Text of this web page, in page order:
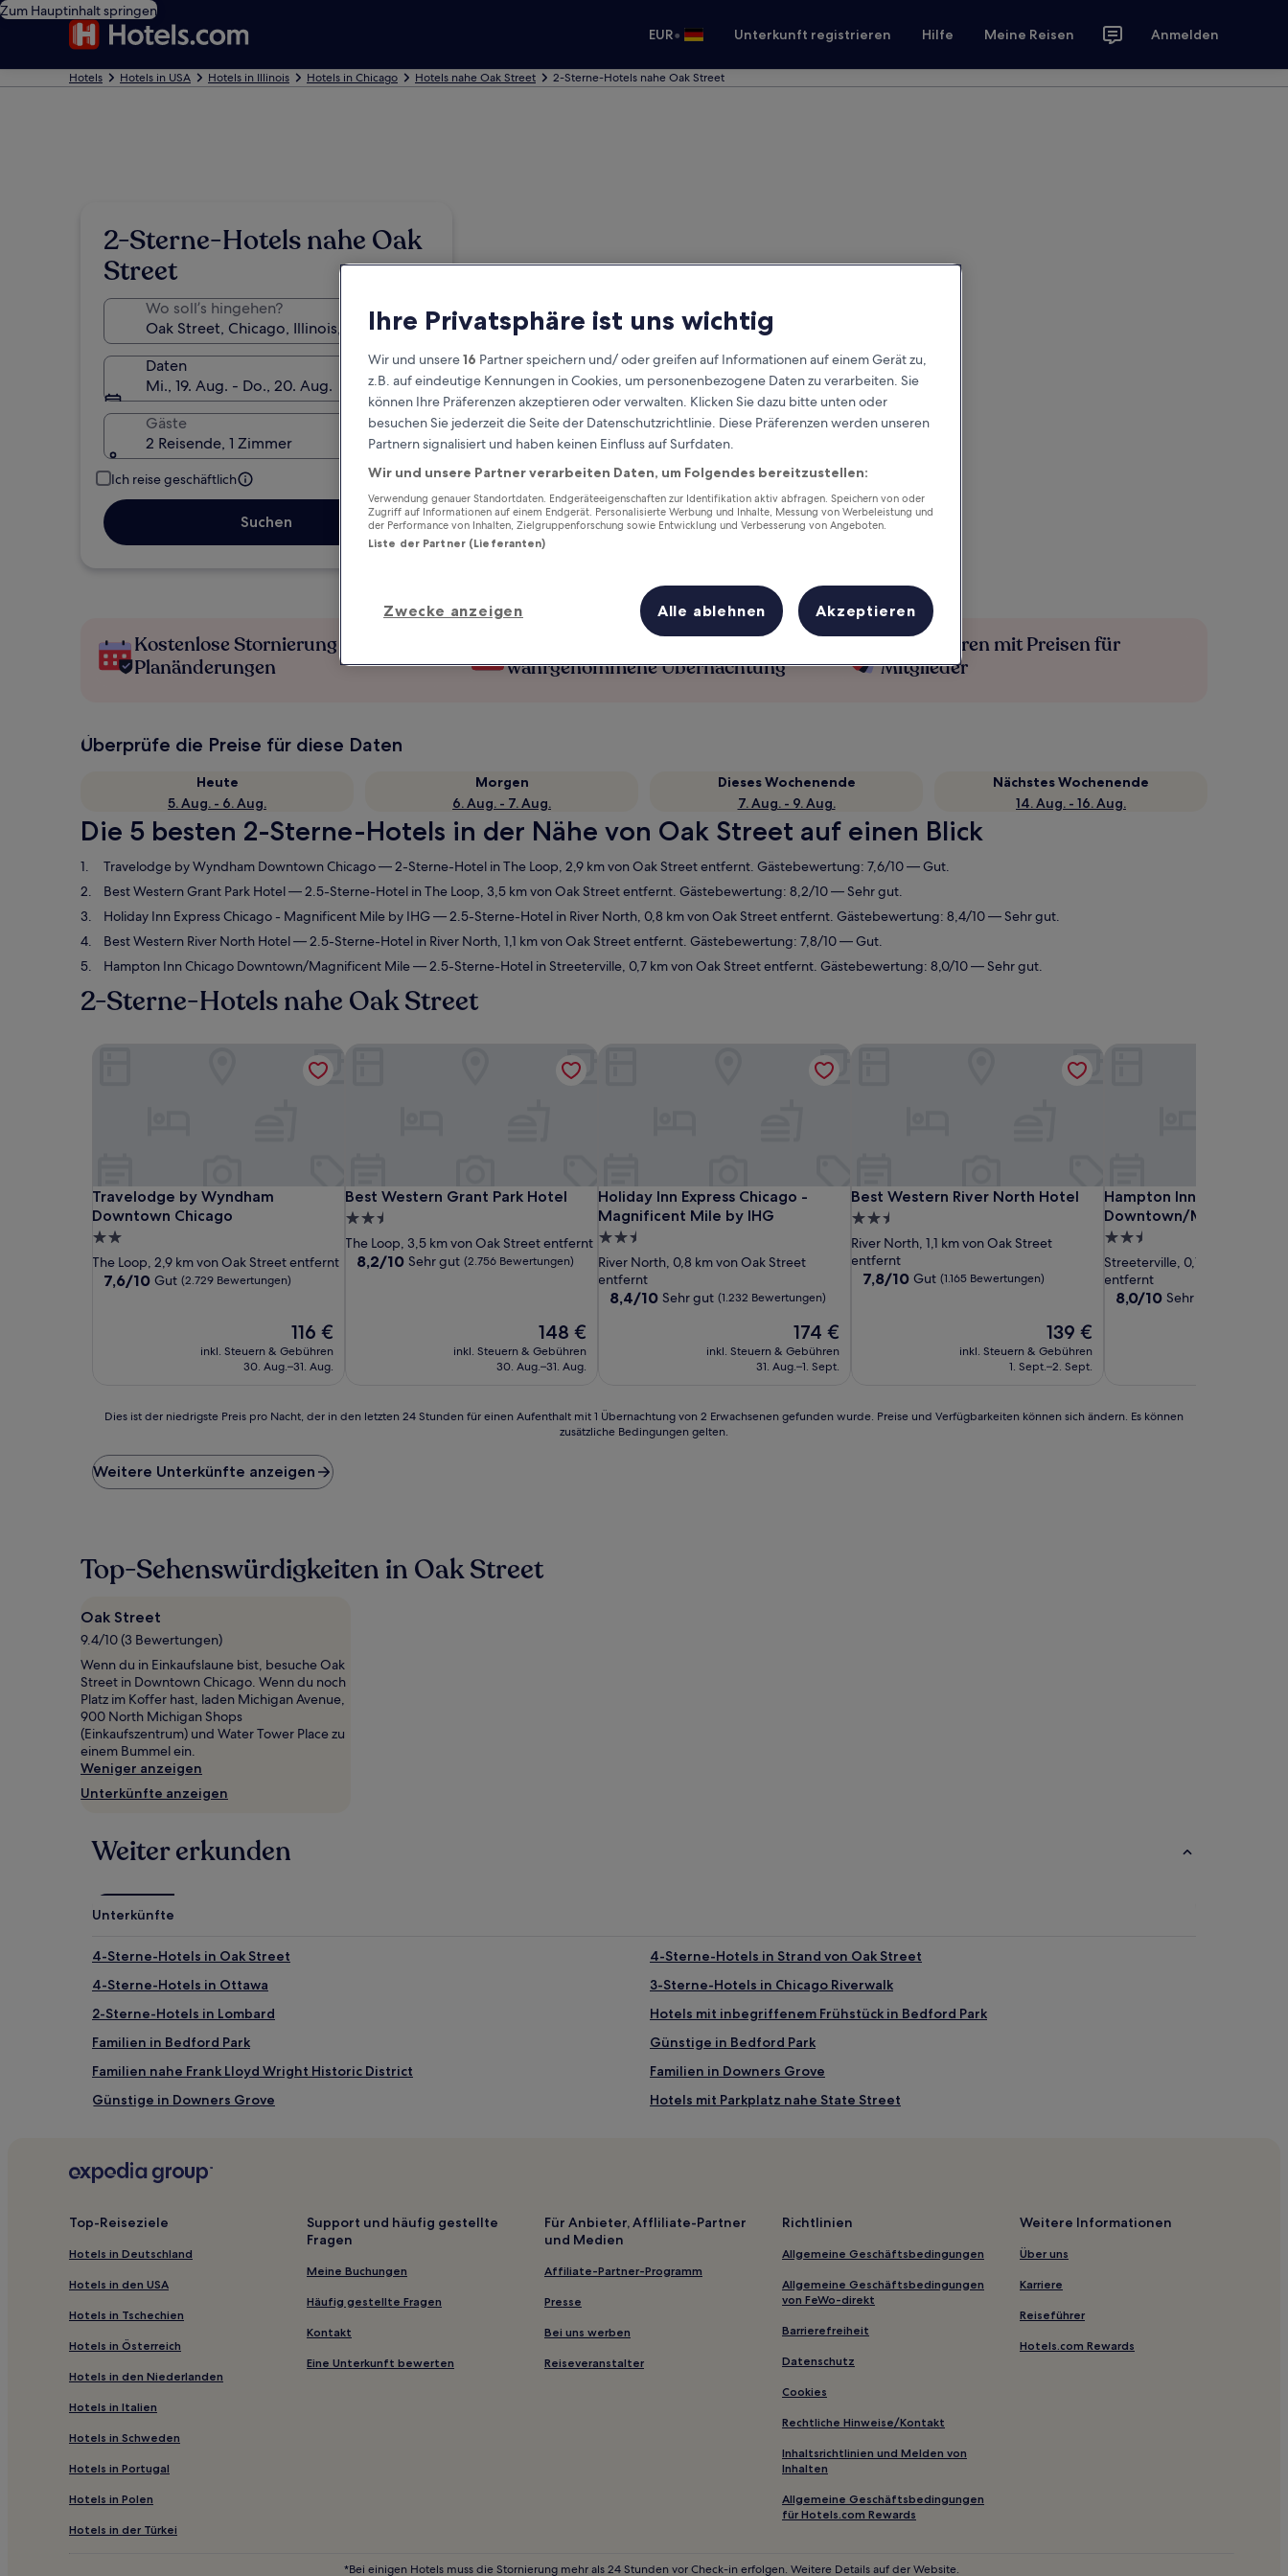
Zum Hauptinhalt springen
EUR• Unterkunft registrieren Hilfe Meine Reisen Anmelden
Hotels Hotels in USA Hotels in Illinois Hotels in Chicago Hotels nahe Oak Street 2-Sterne-Hotels nahe Oak Street
2-Sterne-Hotels nahe Oak
Street
Wo soll’s hingehen?
Daten
Mi., 19. Aug. - Do., 20. Aug.
Gäste
2 Reisende, 1 Zimmer
Ich reise geschäftlich
Suchen
Kostenlose Stornierung bei
Planänderungen
Verdiene Prämien für jede
wahrgenommene Übernachtung
Mehr sparen mit Preisen für
Mitglieder
Überprüfe die Preise für diese Daten
Heute
5. Aug. - 6. Aug.
Morgen
6. Aug. - 7. Aug.
Dieses Wochenende
7. Aug. - 9. Aug.
Nächstes Wochenende
14. Aug. - 16. Aug.
Die 5 besten 2-Sterne-Hotels in der Nähe von Oak Street auf einen Blick
Travelodge by Wyndham Downtown Chicago— 2-Sterne-Hotel in The Loop, 2,9 km von Oak Street entfernt. Gästebewertung: 7,6/10 — Gut.
Best Western Grant Park Hotel— 2.5-Sterne-Hotel in The Loop, 3,5 km von Oak Street entfernt. Gästebewertung: 8,2/10 — Sehr gut.
Holiday Inn Express Chicago - Magnificent Mile by IHG— 2.5-Sterne-Hotel in River North, 0,8 km von Oak Street entfernt. Gästebewertung: 8,4/10 — Sehr gut.
Best Western River North Hotel— 2.5-Sterne-Hotel in River North, 1,1 km von Oak Street entfernt. Gästebewertung: 7,8/10 — Gut.
Hampton Inn Chicago Downtown/Magnificent Mile— 2.5-Sterne-Hotel in Streeterville, 0,7 km von Oak Street entfernt. Gästebewertung: 8,0/10 — Sehr gut.
2-Sterne-Hotels nahe Oak Street
Travelodge by Wyndham
Downtown Chicago
Travelodge by Wyndham Downtown Chicago
2.0-
Sterne-
Unterkunft
The Loop, 2,9 km von Oak Street entfernt
7.6
7,6/10 Gut (2.729 Bewertungen)
Der
Preis
beträgt
116 €
inkl. Steuern & Gebühren
30. Aug.–31. Aug.
Travelodge by Wyndham Downtown Chicago
Best Western Grant Park Hotel
Best Western Grant Park Hotel
2.5-
Sterne-
Unterkunft
The Loop, 3,5 km von Oak Street entfernt
8.2
8,2/10 Sehr gut (2.756 Bewertungen)
Der
Preis
beträgt
148 €
inkl. Steuern & Gebühren
30. Aug.–31. Aug.
Holiday Inn Express Chicago -
Magnificent Mile by IHG
Holiday Inn Express Chicago - Magnificent Mile by IHG
2.5-
Sterne-
Unterkunft
River North, 0,8 km von Oak Street
entfernt
8.4
8,4/10 Sehr gut (1.232 Bewertungen)
Der
Preis
beträgt
174 €
inkl. Steuern & Gebühren
31. Aug.–1. Sept.
Holiday Inn Express Chicago - Magnificent Mile by IHG
Best Western River North Hotel
Best Western River North Hotel
2.5-
Sterne-
Unterkunft
River North, 1,1 km von Oak Street
entfernt
7.8
7,8/10 Gut (1.165 Bewertungen)
Der
Preis
beträgt
139 €
inkl. Steuern & Gebühren
1. Sept.–2. Sept.
Hampton Inn Chicago
Downtown/Magnificent
Hampton Inn Chicago
2.5-
Sterne-
Unterkunft
Streeterville, 0,7 km von Oak
entfernt
8.0
8,0/10 Sehr gut
Dies
niedrigste
Preis
den
letzten
für
einen
Aufenthalt
mit
1 Übernachtung
von
2 Erwachsenen
gefunden
wurde.
Preise
und
sich
ändern.
können
zusätzliche
gelten.
Dies ist der niedrigste Preis pro Nacht, der in den letzten 24 Stunden für einen Aufenthalt mit 1 Übernachtung von 2 Erwachsenen gefunden wurde. Preise und Verfügbarkeiten können sich ändern. Es können
zusätzliche Bedingungen gelten.
Weitere Unterkünfte anzeigen
Top-Sehenswürdigkeiten in Oak Street
Oak Street
9.4/10 (3 Bewertungen)
Wenn du in Einkaufslaune bist, besuche Oak
Street in Downtown Chicago. Wenn du noch
Platz im Koffer hast, laden Michigan Avenue,
900 North Michigan Shops
(Einkaufszentrum) und Water Tower Place zu
einem Bummel ein.
Weniger anzeigen
Unterkünfte anzeigen
Weiter erkunden
Unterkünfte
4-Sterne-Hotels in Oak Street
4-Sterne-Hotels in Strand von Oak Street
4-Sterne-Hotels in Ottawa
3-Sterne-Hotels in Chicago Riverwalk
2-Sterne-Hotels in Lombard
Hotels mit inbegriffenem Frühstück in Bedford Park
Familien in Bedford Park
Günstige in Bedford Park
Familien nahe Frank Lloyd Wright Historic District
Familien in Downers Grove
Günstige in Downers Grove
Hotels mit Parkplatz nahe State Street
Hotels mit Parkplatz in Chicago
Familien in Chicago
Hotels mit Wellnessbereich in Chicago
Hotels mit Küchenzeile in Northalsted
Haustierfreundliche in Rosemont
Boutique- nahe Chicago Riverwalk
Lgbtqia-Freundliche nahe Strand von Oak Street
Günstige nahe Strand von Oak Street
Medinah Hotels
Hotels nahe Smart Museum of Art
Hotels nahe Chicago Bee Building
Hotels nahe Einkaufszentrum Golf Mill
Hotels nahe Former Medinah Temple
Hotels nahe Oak Park Visitors Center
Hotels nahe Wrigley Building
Auburn Gresham: Hotels
Pullman: Hotels
Top-Reiseziele
Hotels in Deutschland
Hotels in den USA
Hotels in Tschechien
Hotels in Österreich
Hotels in den Niederlanden
Hotels in Italien
Hotels in Schweden
Hotels in Portugal
Hotels in Polen
Hotels in der Türkei
Support und häufig gestellte
Fragen
Meine Buchungen
Häufig gestellte Fragen
Kontakt
Eine Unterkunft bewerten
Für Anbieter, Affliliate-Partner
und Medien
Affiliate-Partner-Programm
Presse
Bei uns werben
Reiseveranstalter
Richtlinien
Allgemeine Geschäftsbedingungen
Allgemeine Geschäftsbedingungen
von FeWo-direkt
Barrierefreiheit
Datenschutz
Cookies
Rechtliche Hinweise/Kontakt
Inhaltsrichtlinien und Melden von
Inhalten
Allgemeine Geschäftsbedingungen
für Hotels.com Rewards
Weitere Informationen
Über uns
Karriere
Reiseführer
Hotels.com Rewards
*Bei einigen Hotels muss die Stornierung mehr als 24 Stunden vor Check-in erfolgen. Weitere Details auf der Website.
Ihre Privatsphäre ist uns wichtig
Wir und unsere16 Partner speichern und/ oder greifen auf Informationen auf einem Gerät zu,
z.B. auf eindeutige Kennungen in Cookies, um personenbezogene Daten zu verarbeiten. Sie
können Ihre Präferenzen akzeptieren oder verwalten. Klicken Sie dazu bitte unten oder
besuchen Sie jederzeit die Seite der Datenschutzrichtlinie. Diese Präferenzen werden unseren
Partnern signalisiert und haben keinen Einfluss auf Surfdaten.
Wir und unsere Partner verarbeiten Daten, um Folgendes bereitzustellen:
Verwendung genauer Standortdaten. Endgeräteeigenschaften zur Identifikation aktiv abfragen. Speichern von oder
Zugriff auf Informationen auf einem Endgerät. Personalisierte Werbung und Inhalte, Messung von Werbeleistung und
der Performance von Inhalten, Zielgruppenforschung sowie Entwicklung und Verbesserung von Angeboten.
Liste der Partner (Lieferanten)
Zwecke anzeigen Alle ablehnen Akzeptieren